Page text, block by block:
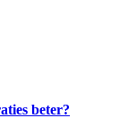
beter?